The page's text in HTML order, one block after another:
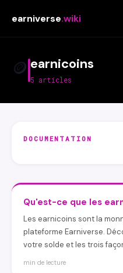
earniverse.wiki
🪙 earnicoins
5 articles
DOCUMENTATION
Qu'est-ce que les
Les earnicoins sont la
plateforme Earniverse.
votre solde et les trois
min de lecture